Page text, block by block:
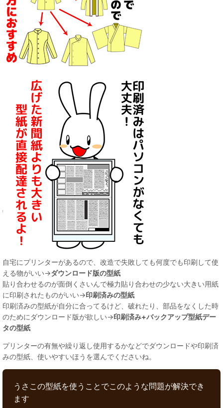
自宅にプリンターがあるので、改造で失敗しても何度でも印刷して使
える物がいい→ダウンロード版の型紙
貼り合わせるのが面倒くさいんで極力貼り合わせの少ない大きい用紙
に印刷されたものがいい→印刷済みの型紙
印刷済みの型紙が自分に合ってるけど、破れたり、部品をなくした時
のためにダウンロード版が欲しい→印刷済み+バックアップ型紙デー
タの型紙
プリンターの有無や繰り返し使用するかなどでダウンロードや印刷済
みの型紙、使いやすいほうを選んでくださいね。
うさこの型紙を使うことでこのような問題が解決でき
ます